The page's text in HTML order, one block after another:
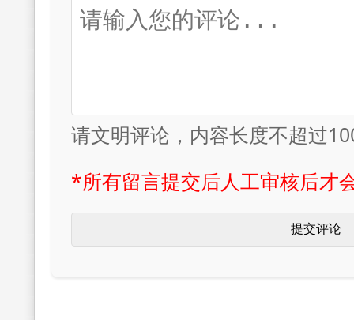
请文明评论，内容长度不超过
*所有留言提交后人工审核后才